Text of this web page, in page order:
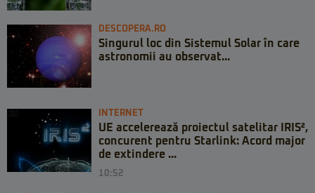
DESCOPERA.RO
Singurul loc din Sistemul Solar în care
astronomii au observat...
INTERNET
UE accelerează proiectul satelitar IRIS²,
concurent pentru Starlink: Acord major
de extindere ...
10:52